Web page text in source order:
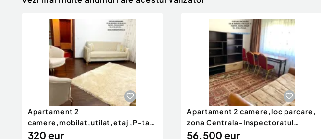
Apartament 2
camere,mobilat,utilat,etaj ,P-ta
M.Kogalniceanu
320 eur
Apartament 2 camere,loc parcare,
zona Centrala-Inspectoratul
Scolar
56.500 eur